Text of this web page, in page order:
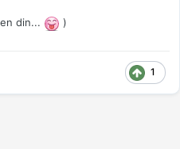
din... )
1